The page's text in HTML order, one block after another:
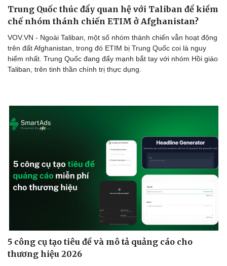
Sức khỏe
Dinh dưỡng - món ngon
Nam khoa
Làm đẹp - giảm cân
Phòng mạch online
Ăn sạch sống khỏe
Đời sống
Nhà đẹp
Tình yêu - Gia đình
Trung Quốc thúc đẩy quan hệ với Taliban để kiềm
chế nhóm thánh chiến ETIM ở Afghanistan?
VOV.VN - Ngoài Taliban, một số nhóm thánh chiến vẫn hoạt động
trên đất Afghanistan, trong đó ETIM bị Trung Quốc coi là nguy
hiểm nhất. Trung Quốc đang đẩy mạnh bắt tay với nhóm Hồi giáo
Taliban, trên tinh thần chính trị thực dụng.
5 công cụ tạo tiêu đề và mô tả quảng cáo cho
thương hiệu 2026